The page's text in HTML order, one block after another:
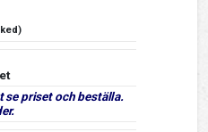
se priset och beställa.